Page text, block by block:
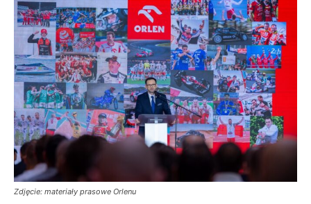
Zdjęcie: materiały prasowe Orlenu